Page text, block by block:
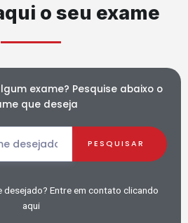
o seu exame
exame? Pesquise abaixo o
que deseja
PESQUISAR
desejado? Entre em contato clicando
aqui